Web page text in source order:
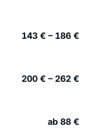
143 € – 186 €
200 € – 262 €
ab 88 €